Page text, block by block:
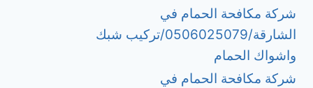
شركة مكافحة الحمام في
الشارقة/0506025079/تركيب شبك
واشواك الحمام
شركة مكافحة الحمام في